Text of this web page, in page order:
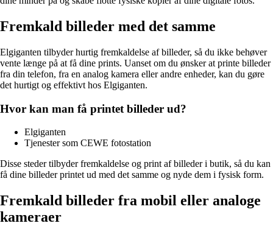
Fremkald billeder med det samme
Elgiganten tilbyder hurtig fremkaldelse af billeder, så du ikke behøver
vente længe på at få dine prints. Uanset om du ønsker at printe billeder
fra din telefon, fra en analog kamera eller andre enheder, kan du gøre
det hurtigt og effektivt hos Elgiganten.
Hvor kan man få printet billeder ud?
Elgiganten
Tjenester som CEWE fotostation
Disse steder tilbyder fremkaldelse og print af billeder i butik, så du kan
få dine billeder printet ud med det samme og nyde dem i fysisk form.
Fremkald billeder fra mobil eller analoge
kameraer